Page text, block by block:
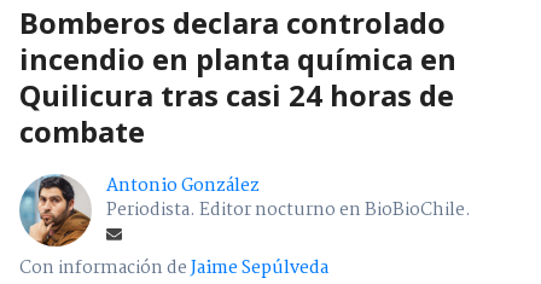
Bomberos declara controlado
incendio en planta química en
Quilicura tras casi 24 horas de
combate
Antonio González
Periodista. Editor nocturno en BioBioChile.
Con información deJaime Sepúlveda